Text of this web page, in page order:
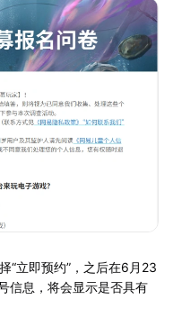
“立即预约”，之后在6月23
信息，将会显示是否具有